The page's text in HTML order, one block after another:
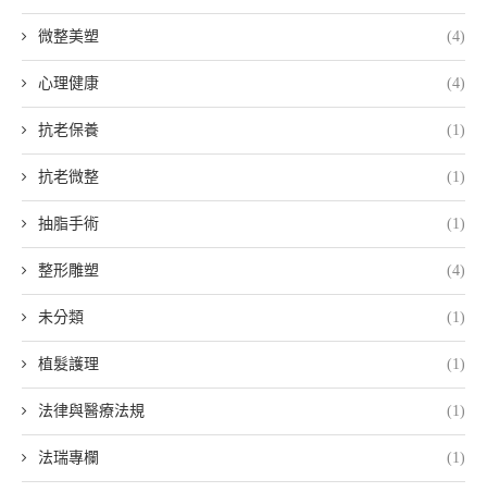
微整美塑 (4)
心理健康 (4)
抗老保養 (1)
抗老微整 (1)
抽脂手術 (1)
整形雕塑 (4)
未分類 (1)
植髮護理 (1)
法律與醫療法規 (1)
法瑞專欄 (1)